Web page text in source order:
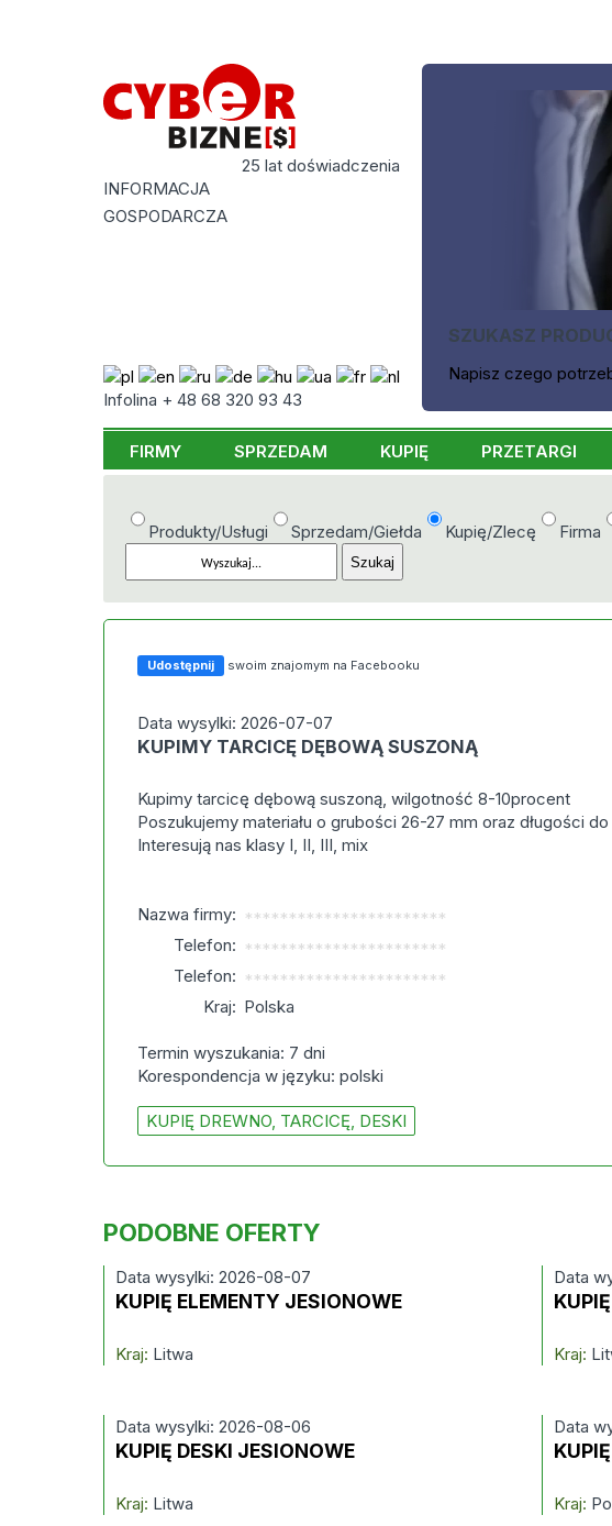
25 lat doświadczenia
INFORMACJA
GOSPODARCZA
Infolina + 48 68 320 93 43
SZUKASZ
Napisz czego
FIRMY SPRZEDAM KUPIĘ PRZETARGI
Produkty/Usługi Sprzedam/Giełda Kupię/Zlecę Firma
Udostępnij swoim znajomym na Facebooku
Data wysylki: 2026-07-07
KUPIMY TARCICĘ DĘBOWĄ SUSZONĄ
Kupimy tarcicę dębową suszoną, wilgotność 8-10procent
Poszukujemy materiału o grubości 26-27 mm oraz długości do
Interesują nas klasy I, II, III, mix
Nazwa firmy: ***********************
Telefon: ***********************
Telefon: ***********************
Kraj: Polska
Termin wyszukania: 7 dni
Korespondencja w języku: polski
KUPIĘ DREWNO, TARCICĘ, DESKI
PODOBNE OFERTY
Data wysylki: 2026-08-07
KUPIĘ ELEMENTY JESIONOWE
Kraj: Litwa
Data
Kraj:
Data wysylki: 2026-08-06
KUPIĘ DESKI JESIONOWE
Kraj: Litwa
Data
Kraj: